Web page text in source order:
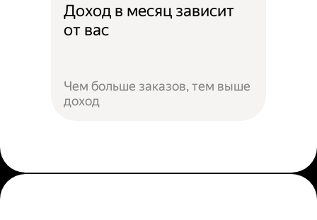
Доход в месяц зависит
от вас
Чем больше заказов, тем выше
доход